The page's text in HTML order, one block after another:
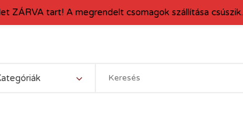
ZÁRVA tart! A megrendelt csomagok szállítása csúszik.